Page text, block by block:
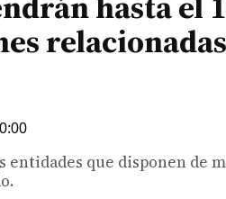
entidades que disponen